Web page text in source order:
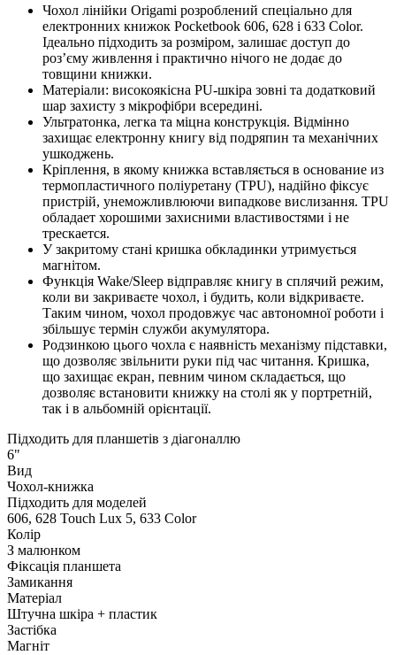
Чохол лінійки Origami розроблений спеціально для
електронних книжок Pocketbook 606, 628 і 633 Color.
Ідеально підходить за розміром, залишає доступ до
роз’єму живлення і практично нічого не додає до
товщини книжки.
Матеріали: високоякісна PU-шкіра зовні та додатковий
шар захисту з мікрофібри всередині.
Ультратонка, легка та міцна конструкція. Відмінно
захищає електронну книгу від подряпин та механічних
ушкоджень.
Кріплення, в якому книжка вставляється в основание из
термопластичного поліуретану (TPU), надійно фіксує
пристрій, унеможливлюючи випадкове вислизання. TPU
обладает хорошими захисними властивостями і не
трескается.
У закритому стані кришка обкладинки утримується
магнітом.
Функція Wake/Sleep відправляє книгу в сплячий режим,
коли ви закриваєте чохол, і будить, коли відкриваєте.
Таким чином, чохол продовжує час автономної роботи і
збільшує термін служби акумулятора.
Родзинкою цього чохла є наявність механізму підставки,
що дозволяє звільнити руки під час читання. Кришка,
що захищає екран, певним чином складається, що
дозволяє встановити книжку на столі як у портретній,
так і в альбомній орієнтації.
Підходить для планшетів з діагоналлю
6"
Вид
Чохол-книжка
Підходить для моделей
606, 628 Touch Lux 5, 633 Color
Колір
З малюнком
Фіксація планшета
Замикання
Матеріал
Штучна шкіра + пластик
Застібка
Магніт